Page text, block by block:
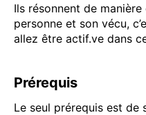
Ils résonnent de
personne et son vécu,
allez être actif.ve dans
Prérequis
Le seul prérequis est de